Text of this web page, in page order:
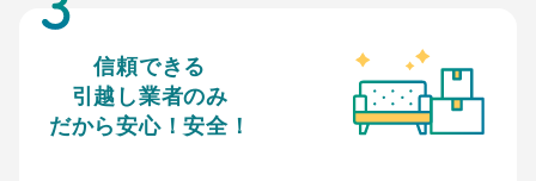
信頼できる
引越し業者のみ
だから安心！安全！